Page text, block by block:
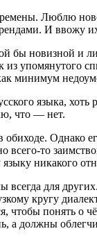
Люблю
И ввожу
бы новизной и
из упомянутого
минимум
языка, хоть
что — нет.
обиходе. Однако
всего-то
никакого
для
кругу
чтобы понять о
а должны